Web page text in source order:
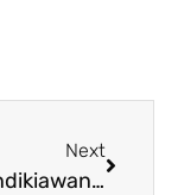
Next
1500 Cendikiawan Muslim Dunia di AICIS 2016